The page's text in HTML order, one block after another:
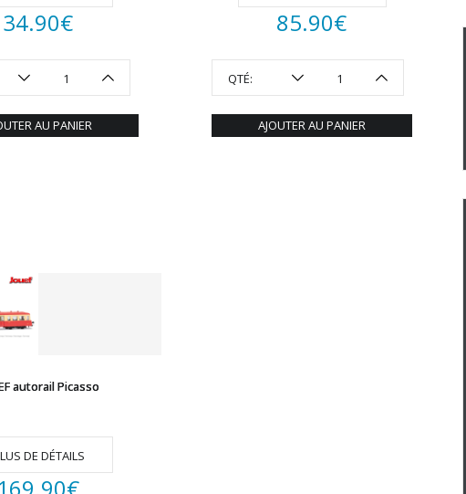
34.90€
AU PANIER
85.90€
QTÉ:
AJOUTER AU PANIER
autorail Picasso
DE DÉTAILS